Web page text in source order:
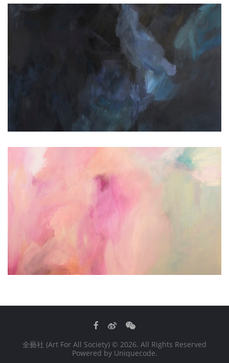
Facebook
WeiboWeChat
全藝社 (Art For All Society) © 2026. All Rights Reserved
Powered by Uniquecode.